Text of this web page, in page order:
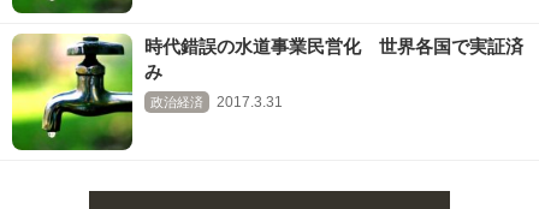
時代錯誤の水道事業民営化 世界各国で実証済
み
政治経済 2017.3.31